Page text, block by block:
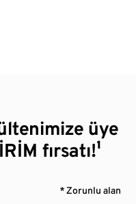
üye
fırsatı!¹
* Zorunlu alan